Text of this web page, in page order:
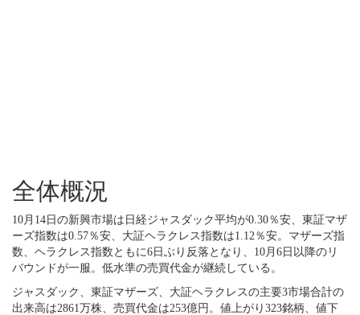
全体概況
10月14日の新興市場は日経ジャスダック平均が0.30％安、東証マザ
ーズ指数は0.57％安、大証ヘラクレス指数は1.12％安。マザーズ指
数、ヘラクレス指数ともに6日ぶり反落となり、10月6日以降のリ
バウンドが一服。低水準の売買代金が継続している。
ジャスダック、東証マザーズ、大証ヘラクレスの主要3市場合計の
出来高は2861万株、売買代金は253億円。値上がり323銘柄、値下